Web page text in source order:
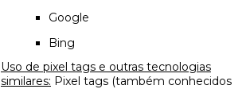
Google
Bing
Uso de pixel tags e outras tecnologias
similares: Pixel tags (também conhecidos